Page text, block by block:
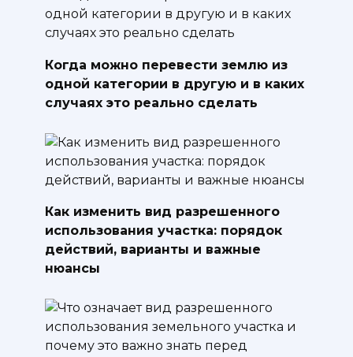
Когда можно перевести землю из
одной категории в другую и в каких
случаях это реально сделать
Как изменить вид разрешенного
использования участка: порядок
действий, варианты и важные
нюансы